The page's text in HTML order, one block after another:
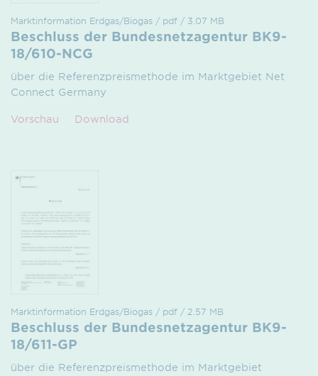
Marktinformation Erdgas/Biogas / pdf / 3.07 MB
Beschluss der Bundesnetzagentur BK9-
18/610-NCG
über die Referenzpreismethode im Marktgebiet Net
Connect Germany
Vorschau Download
Marktinformation Erdgas/Biogas / pdf / 2.57 MB
Beschluss der Bundesnetzagentur BK9-
18/611-GP
über die Referenzpreismethode im Marktgebiet